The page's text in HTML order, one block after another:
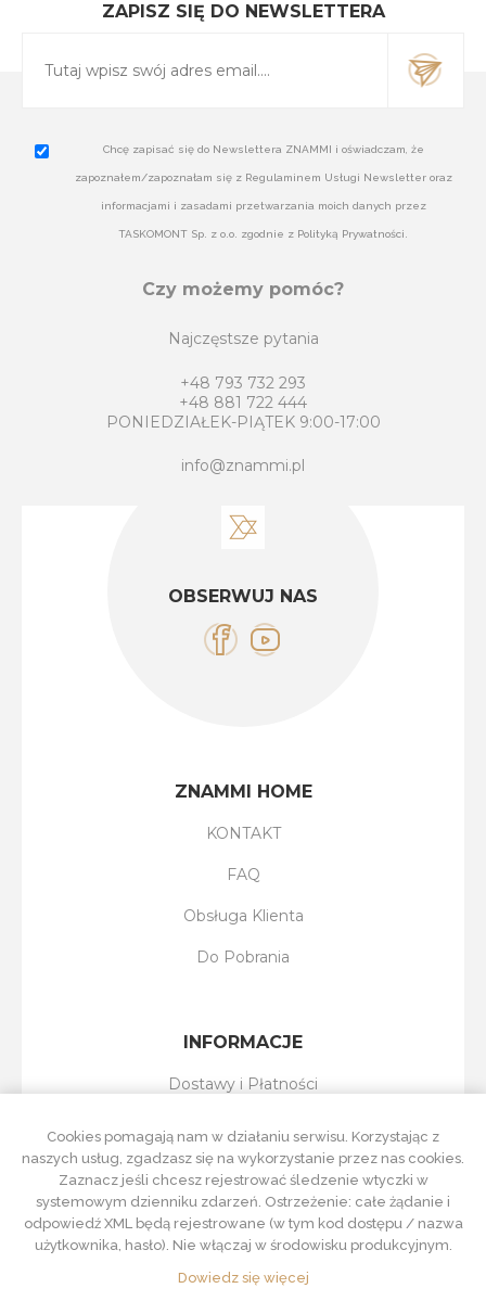
ZAPISZ SIĘ DO NEWSLETTERA
Chcę zapisać się do Newslettera ZNAMMI i oświadczam, że
zapoznałem/zapoznałam się z Regulaminem Usługi Newsletter oraz
informacjami i zasadami przetwarzania moich danych przez
TASKOMONT Sp. z o.o. zgodnie z Polityką Prywatności.
Czy możemy pomóc?
Najczęstsze pytania
+48 793 732 293
+48 881 722 444
PONIEDZIAŁEK-PIĄTEK 9:00-17:00
info@znammi.pl
OBSERWUJ NAS
ZNAMMI HOME
KONTAKT
FAQ
Obsługa Klienta
Do Pobrania
INFORMACJE
Dostawy i Płatności
Regulamin Sklepu
Polityka Prywatności
Cookies pomagają nam w działaniu serwisu. Korzystając z
naszych usług, zgadzasz się na wykorzystanie przez nas cookies.
Zaznacz jeśli chcesz rejestrować śledzenie wtyczki w
systemowym dzienniku zdarzeń. Ostrzeżenie: całe żądanie i
odpowiedź XML będą rejestrowane (w tym kod dostępu / nazwa
użytkownika, hasło). Nie włączaj w środowisku produkcyjnym.
Dowiedz się więcej